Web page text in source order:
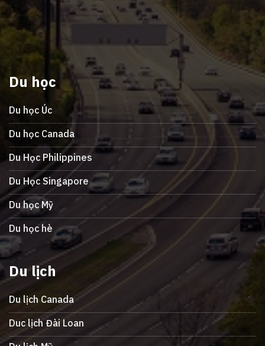
Du học
Du học Úc
Du học Canada
Du Học Philippines
Du Học Singapore
Du học Mỹ
Du học hè
Du lịch
Du lịch Canada
Duc lịch Đài Loan